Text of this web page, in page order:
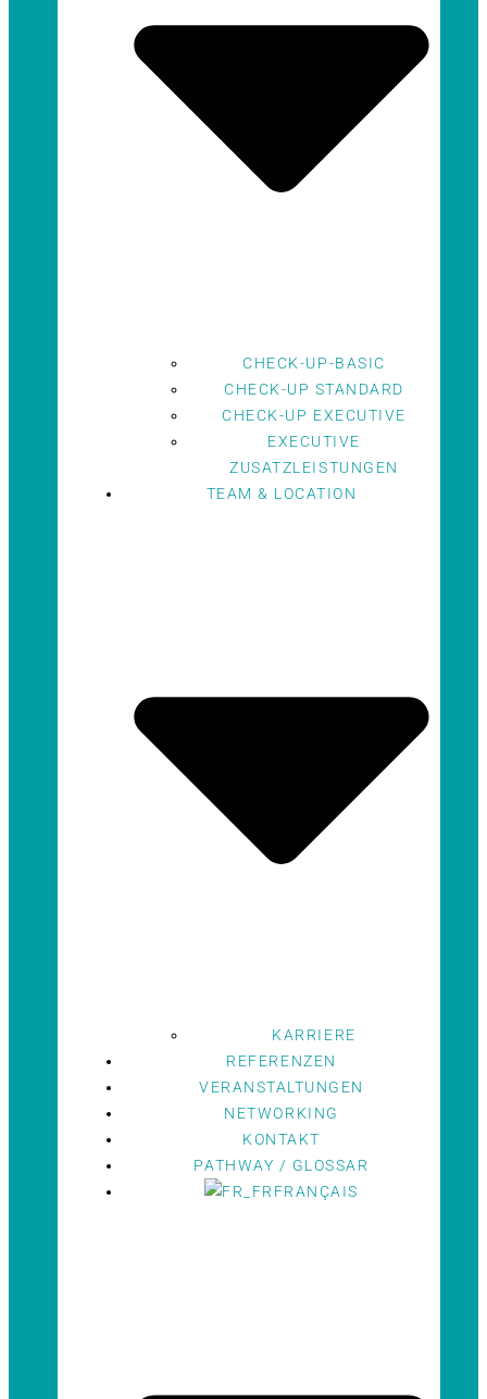
CHECK-UP-BASIC
CHECK-UP STANDARD
CHECK-UP EXECUTIVE
EXECUTIVE
ZUSATZLEISTUNGEN
TEAM & LOCATION
KARRIERE
REFERENZEN
VERANSTALTUNGEN
NETWORKING
KONTAKT
PATHWAY / GLOSSAR
FRANÇAIS